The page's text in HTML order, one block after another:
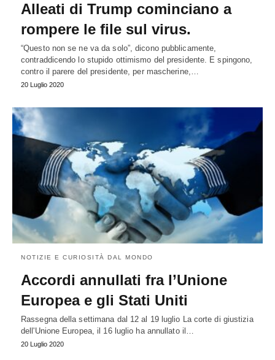
Alleati di Trump cominciano a
rompere le file sul virus.
“Questo non se ne va da solo”, dicono pubblicamente,
contraddicendo lo stupido ottimismo del presidente. E spingono,
contro il parere del presidente, per mascherine,…
20 Luglio 2020
NOTIZIE E CURIOSITÀ DAL MONDO
Accordi annullati fra l’Unione
Europea e gli Stati Uniti
Rassegna della settimana dal 12 al 19 luglio La corte di giustizia
dell'Unione Europea, il 16 luglio ha annullato il…
20 Luglio 2020